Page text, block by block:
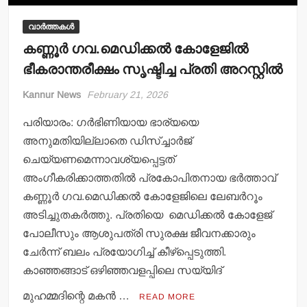
വാർത്തകൾ
കണ്ണൂര്‍ ഗവ.മെഡിക്കല്‍ കോളേജില്‍
ഭീകരാന്തരീക്ഷം സൃഷ്ടിച്ച പ്രതി അറസ്റ്റില്‍
Kannur News February 21, 2026
പരിയാരം: ഗര്‍ഭിണിയായ ഭാര്യയെ
അനുമതിയില്ലാതെ ഡിസ്ച്ചാര്‍ജ്
ചെയ്യണമെന്നാവശ്യപ്പെട്ടത്
അംഗീകരിക്കാത്തതില്‍ പ്രകോപിതനായ ഭര്‍ത്താവ്
കണ്ണൂര്‍ ഗവ.മെഡിക്കല്‍ കോളേജിലെ ലേബര്‍റൂം
അടിച്ചുതകര്‍ത്തു. പ്രതിയെ മെഡിക്കല്‍ കോളേജ്
പോലീസും ആശുപത്രി സുരക്ഷ ജീവനക്കാരും
ചേര്‍ന്ന് ബലം പ്രയോഗിച്ച് കീഴ്‌പ്പെടുത്തി.
കാഞ്ഞങ്ങാട് ഒഴിഞ്ഞവളപ്പിലെ സയ്യിദ്
മുഹമ്മദിന്റെ മകന്‍ … READ MORE